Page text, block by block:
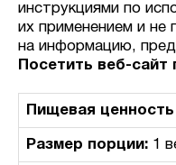
инструкциями по
их применением и не
на информацию,
Посетить веб-сайт
Пищевая ценность
Размер порции: 1